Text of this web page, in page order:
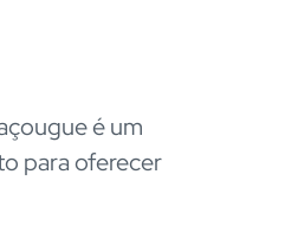
é um
para oferecer